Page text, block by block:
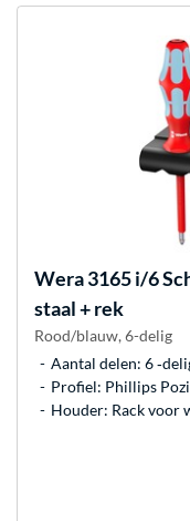
Wera3165 i/6
staal + rek
Rood/blauw, 6-delig
Aantal delen: 6
Profiel: Phillips
Houder: Rack voor